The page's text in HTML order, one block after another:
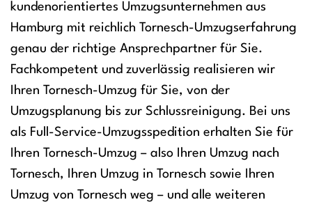
kundenorientiertes Umzugsunternehmen aus
Hamburg mit reichlich Tornesch-Umzugserfahrung
genau der richtige Ansprechpartner für Sie.
Fachkompetent und zuverlässig realisieren wir
Ihren Tornesch-Umzug für Sie, von der
Umzugsplanung bis zur Schlussreinigung. Bei uns
als Full-Service-Umzugsspedition erhalten Sie für
Ihren Tornesch-Umzug – also Ihren Umzug nach
Tornesch, Ihren Umzug in Tornesch sowie Ihren
Umzug von Tornesch weg – und alle weiteren